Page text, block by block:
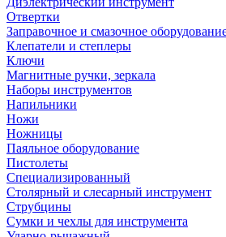
Отвертки
Заправочное и смазочное
Клепатели и степлеры
Ключи
Магнитные ручки, зеркала
Наборы инструментов
Напильники
Ножи
Ножницы
Паяльное оборудование
Пистолеты
Специализированный
Столярный и слесарный инструмент
Струбцины
Сумки и чехлы для инструмента